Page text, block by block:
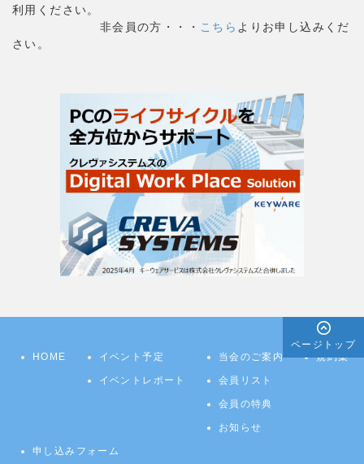
利用ください。
非会員の方・・・ こちら よりお申し込みくだ
さい。
HOME イベント予定
イベントレポート
当会のご案内
会員リスト
会員の特典
お知らせ
規約集
申し込みフォーム
ページトップ